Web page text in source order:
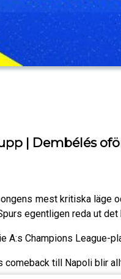
| Dembélés
mest kritiska läge
egentligen reda ut
A:s Champions League-
till Napoli blir